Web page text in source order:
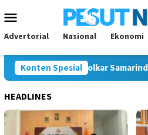
ke
kontenMobile
Advertorial Nasional Ekonomi
Konten Spesial
Ketua Golkar Samarinda,
HEADLINES